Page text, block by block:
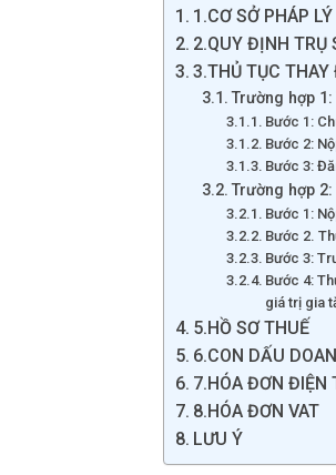
1.CƠ SỞ PHÁP LÝ
2.QUY ĐỊNH TRỤ
3.THỦ TỤC
Trường hợp
Bước 1:
Bước 2:
Bước 3:
Trường hợp
Bước 1:
Bước 2.
Bước 3:
Bước 4:
giá trị gia
5.HỒ SƠ THUẾ
6.CON DẤU
7.HÓA ĐƠN ĐIỆN
8.HÓA ĐƠN VAT
LƯU Ý